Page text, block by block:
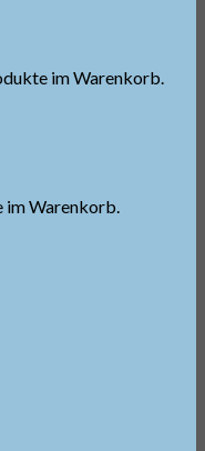
im Warenkorb.
im Warenkorb.